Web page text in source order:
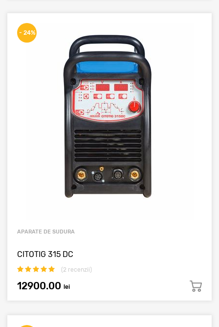
- 24%
APARATE DE SUDURA
CITOTIG 315 DC
(2 recenzii)
12900.00 lei